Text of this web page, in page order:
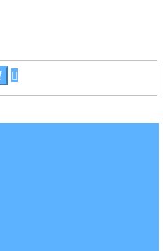
SucheErweiterte
Suche